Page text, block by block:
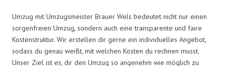
Umzug mit Umzugsmeister Brauer Wels bedeutet nicht nur einen
sorgenfreien Umzug, sondern auch eine transparente und faire
Kostenstruktur. Wir erstellen dir gerne ein individuelles Angebot,
sodass du genau weißt, mit welchen Kosten du rechnen musst.
Unser Ziel ist es, dir den Umzug so angenehm wie möglich zu